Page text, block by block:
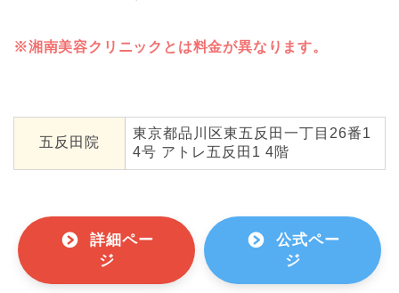
※湘南美容クリニックとは料金が異なります。
五反田院
東京都品川区東五反田一丁目26番1
4号 アトレ五反田1 4階
詳細ペー
ジ
公式ペー
ジ